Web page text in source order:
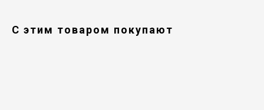
С этим товаром покупают